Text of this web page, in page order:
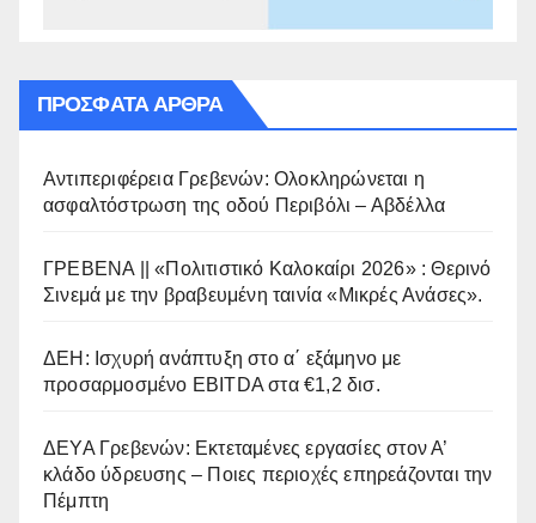
ΠΡΌΣΦΑΤΑ ΆΡΘΡΑ
Αντιπεριφέρεια Γρεβενών: Ολοκληρώνεται η
ασφαλτόστρωση της οδού Περιβόλι – Αβδέλλα
ΓΡΕΒΕΝΑ || «Πολιτιστικό Καλοκαίρι 2026» : Θερινό
Σινεμά με την βραβευμένη ταινία «Μικρές Ανάσες».
ΔΕΗ: Ισχυρή ανάπτυξη στο α΄ εξάμηνο με
προσαρμοσμένο EBITDA στα €1,2 δισ.
ΔΕΥΑ Γρεβενών: Εκτεταμένες εργασίες στον Α’
κλάδο ύδρευσης – Ποιες περιοχές επηρεάζονται την
Πέμπτη